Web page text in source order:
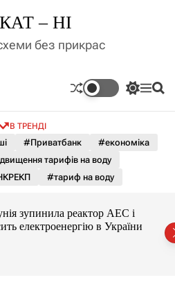
– НІ
без прикрас
П
м
к
а
о
л
ь
М П
В ТРЕНДІ
#Приватбанк
#економіка
тарифів на воду
#тариф на воду
зупинила реактор АЕС і
електроенергію в України